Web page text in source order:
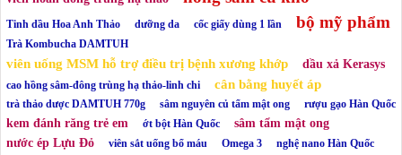
Tinh dầu Hoa Anh Thảo dưỡng da cốc giấy dùng 1 lần bộ mỹ phẩm
Trà Kombucha DAMTUH
viên uống MSM hỗ trợ điều trị bệnh xương khớp dầu xả Kerasys
cao hồng sâm-đông trùng hạ thảo-linh chi cân bằng huyết áp
trà thảo dược DAMTUH 770g sâm nguyên củ tẩm mật ong rượu gạo Hàn Quốc
kem đánh răng trẻ em ớt bột Hàn Quốc
sâm tẩm mật ong
nước ép Lựu Đỏ
viên sắt uống bổ máu Omega 3 nghệ nano Hàn Quốc